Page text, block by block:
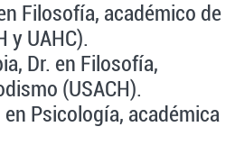
Filosofía, académico de
y UAHC).
Dr. en Filosofía,
(USACH).
en Psicología, académica